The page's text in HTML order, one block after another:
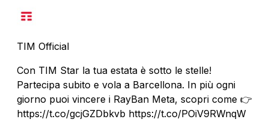
TIM Official
Con TIM Star la tua estata è sotto le stelle!
Partecipa subito e vola a Barcellona. In più ogni
giorno puoi vincere i RayBan Meta, scopri come 👉
https://t.co/gcjGZDbkvb https://t.co/POiV9RWnqW